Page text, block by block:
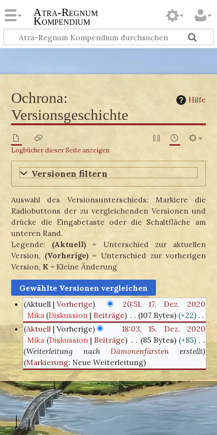
Atra-Regnum
Kompendium
Hilfe
Ochrona:
Versionsgeschichte
Logbücher dieser Seite anzeigen
Versionen filtern
Auswahl des Versionsunterschieds: Markiere die
Radiobuttons der zu vergleichenden Versionen und
drücke die Eingabetaste oder die Schaltfläche am
unteren Rand.
Legende: (Aktuell) = Unterschied zur aktuellen
Version, (Vorherige) = Unterschied zur vorherigen
Version, K = Kleine Änderung
7
D
e
z
e
m
b
e
Aktuell Vorherige
20:51, 17. Dez. 2020
Mika Diskussion Beiträge 107 Bytes
+22
K
i
n
e
B
e
a
r
b
1
5
.
D
e
z
e
m
Aktuell Vorherige
18:03, 15. Dez. 2020
Mika Diskussion Beiträge 85 Bytes
+85
Weiterleitung nachDämonenfürsten erstellt
Markierung: Neue Weiterleitung